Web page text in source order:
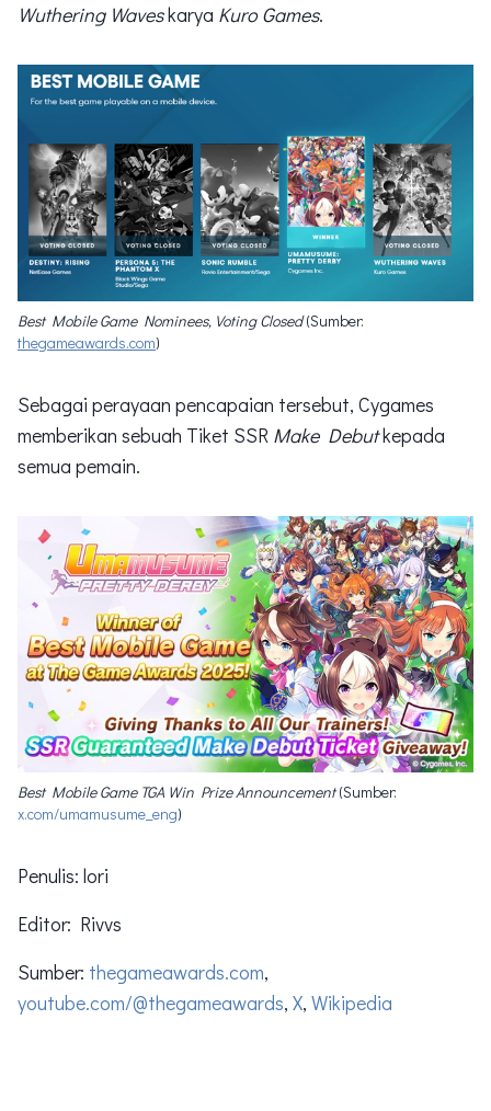
Wuthering Waveskarya Kuro Games.
Best Mobile Game Nominees, Voting Closed
thegameawards.com)
Sebagai perayaan pencapaian tersebut, Cygames
memberikan sebuah Tiket SSR Make Debutkepada
semua pemain.
Best Mobile Game TGA Win Prize Announcement
x.com/umamusume_eng)
Penulis: lori
Editor: Rivvs
Sumber: thegameawards.com,
youtube.com/@thegameawards, X, Wikipedia